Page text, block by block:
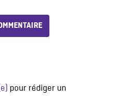
pour rédiger un